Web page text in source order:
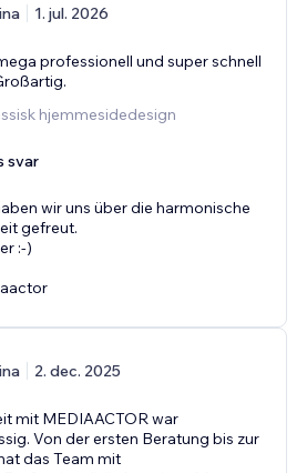
1. jul. 2026
professionell und super schnell
hjemmesidedesign
svar
wir uns über die harmonische
gefreut.
:-)
2. dec. 2025
mit MEDIAACTOR war
Von der ersten Beratung bis zur
das Team mit